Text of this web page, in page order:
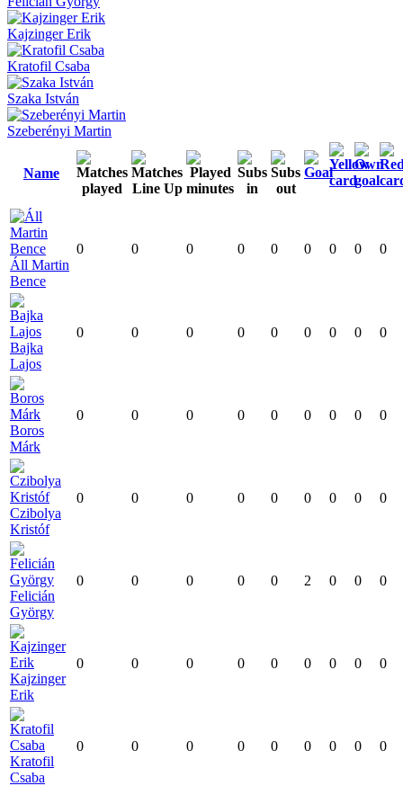
Kajzinger Erik
Kratofil Csaba
Szaka István
Szeberényi Martin
Name
Áll Martin
Bence
0 0 0 0 0 0 0 0 0
Bajka
Lajos
0 0 0 0 0 0 0 0 0
Boros
Márk
0 0 0 0 0 0 0 0 0
Czibolya
Kristóf
0 0 0 0 0 0 0 0 0
Felicián
György
0 0 0 0 0 2 0 0 0
Kajzinger
Erik
0 0 0 0 0 0 0 0 0
Kratofil
Csaba
0 0 0 0 0 0 0 0 0